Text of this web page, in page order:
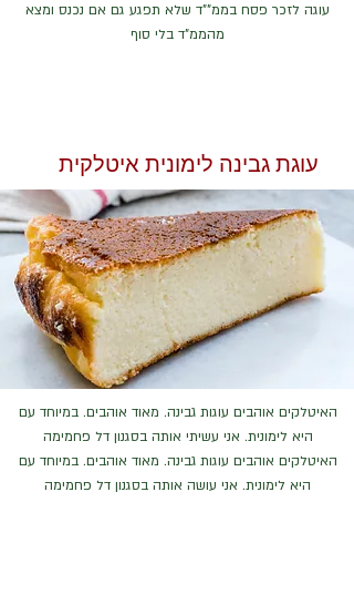
עוגה לזכר פסח בממ""ד שלא תפגע גם אם נכנס ומצא
מהממ"ד בלי סוף
עוגת גבינה לימונית איטלקית
האיטלקים אוהבים עוגות גבינה. מאוד אוהבים. במיוחד עם
היא לימונית. אני עשיתי אותה בסגנון דל פחמימה
האיטלקים אוהבים עוגות גבינה. מאוד אוהבים. במיוחד עם
היא לימונית. אני עושה אותה בסגנון דל פחמימה